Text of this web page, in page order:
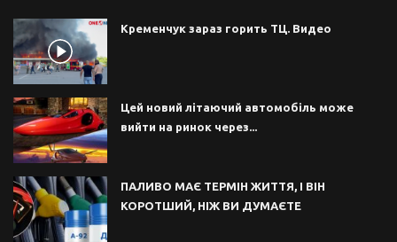
Кременчук зараз горить ТЦ. Видео
Цей новий літаючий автомобіль може
вийти на ринок через...
ПАЛИВО МАЄ ТЕРМІН ЖИТТЯ, І ВІН
КОРОТШИЙ, НІЖ ВИ ДУМАЄТЕ